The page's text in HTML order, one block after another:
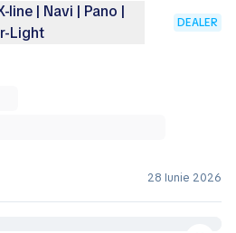
line | Navi | Pano |
Light
DEALER
28 Iunie 2026